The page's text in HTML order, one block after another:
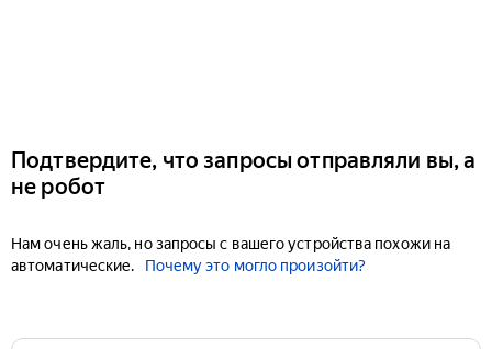
Подтвердите, что запросы отправляли вы, а
не робот
Нам очень жаль, но запросы с вашего устройства похожи на
автоматические.
Почему это могло произойти?